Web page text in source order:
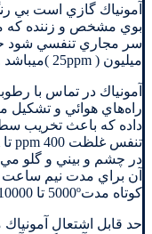
آمونياك گازي است بي
بوي مشخص و زننده كه
ميليون ( 25ppm )ميباشد .
آمونياك در تماس با
راه‌هاي هوائي و تشكيل
داده كه باعث تخريب
آن براي مدت نيم ساعت
كوتاه مدت5000º تا 10000 ppm از اين گاز كشنده ميباشد .